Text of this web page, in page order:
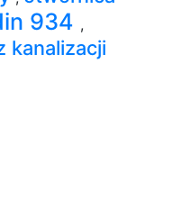
934 ,
kanalizacji